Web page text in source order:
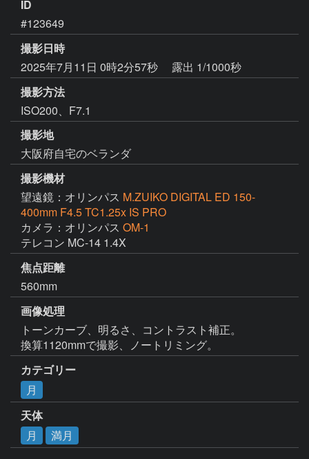
ID
#123649
撮影日時
2025年7月11日 0時2分57秒
露出 1/1000秒
撮影方法
ISO200、F7.1
撮影地
大阪府自宅のベランダ
撮影機材
望遠鏡：オリンパス M.ZUIKO DIGITAL ED 150-
400mm F4.5 TC1.25x IS PRO
カメラ：オリンパス OM-1
テレコン MC-14 1.4X
焦点距離
560mm
画像処理
トーンカーブ、明るさ、コントラスト補正。
換算1120mmで撮影、ノートリミング。
カテゴリー
月
天体
月
満月